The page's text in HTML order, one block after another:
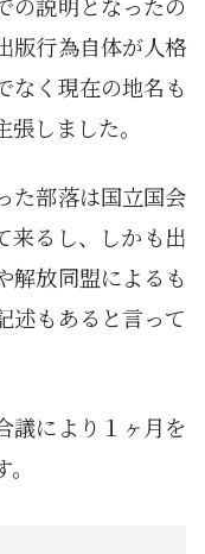
版行為自体が人格
なく現在の地名も
しました。
た部落は国立国会
来るし、しかも出
解放同盟によるも
述もあると言って
議により１ヶ月を